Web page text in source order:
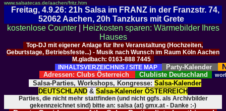
www.salsatecas.de/aachen/fritz.htm
Freitag, 4.9.26: 21h Salsa im FRANZ in der Franzstr. 74,
52062 Aachen, 20h Tanzkurs mit Grete
kostenlose Counter|
Heizkosten sparen: Wärmebilder Ihres
Hauses
Top-DJ mit eigener Anlage für Ihre Veranstaltung (Hochzeiten,
Geburtstage, Betriebsfeste...) - Musik nach Wunsch im Raum Köln Aachen
M.gladbach: 0163-888 7445
INHALTSVERZEICHNIS / SITE MAP
Party-Kalender
Adressen: Clubs Österreich Clubliste Deutschland
Salsa-Parties, Workshops, Kongresse: Salsa-Kalender
DEUTSCHLAND & Salsa-Kalender ÖSTERREICH
Parties, die nicht mehr stattfinden (und nicht ggfs. als Archivbilder
gekennzeichnet sind) bitte an: salsa (at) gmx.at - Danke :-)